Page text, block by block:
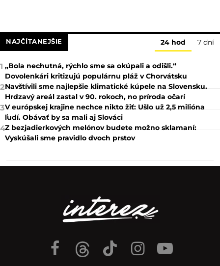
NAJČÍTANEJŠIE 24 hod 7 dní
1 „Bola nechutná, rýchlo sme sa okúpali a odišli.“
Dovolenkári kritizujú populárnu pláž v Chorvátsku
2Navštívili sme najlepšie klimatické kúpele na Slovensku.
Hrdzavý areál zastal v 90. rokoch, no príroda očarí
3V európskej krajine nechce nikto žiť: Ušlo už 2,5 milióna
ľudí. Obávať by sa mali aj Slováci
4Z bezjadierkových melónov budete možno sklamaní:
Vyskúšali sme pravidlo dvoch prstov